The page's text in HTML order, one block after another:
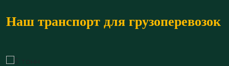
Наш транспорт для грузоперевозок